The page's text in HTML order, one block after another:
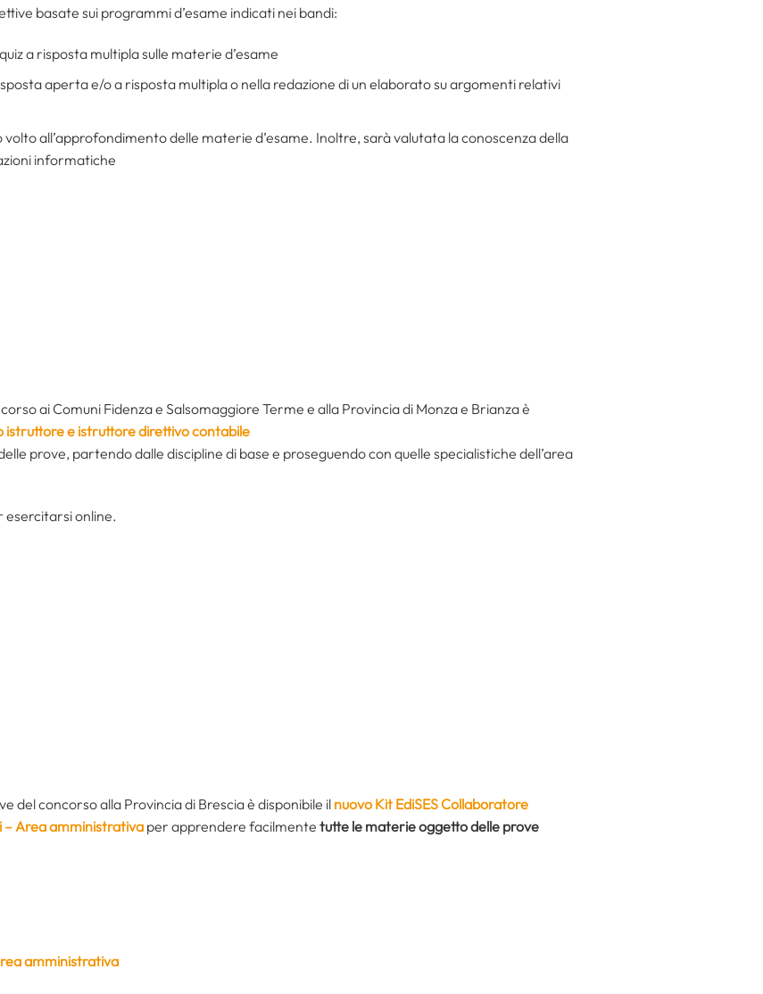
basate sui programmi d’esame indicati nei bandi:
a risposta multipla sulle materie d’esame
aperta e/o a risposta multipla o nella redazione di un elaborato su argomenti relativi
volto all’approfondimento delle materie d’esame. Inoltre, sarà valutata la conoscenza della
informatiche
ai Comuni Fidenza e Salsomaggiore Terme e alla Provincia di Monza e Brianza è
istruttore e istruttore direttivo contabile
prove, partendo dalle discipline di base e proseguendo con quelle specialistiche dell’area
esercitarsi online.
del concorso alla Provincia di Brescia è disponibile il nuovo Kit EdiSES Collaboratore
– Area amministrativaper apprendere facilmente tutte le materie oggetto delle prove
amministrativa